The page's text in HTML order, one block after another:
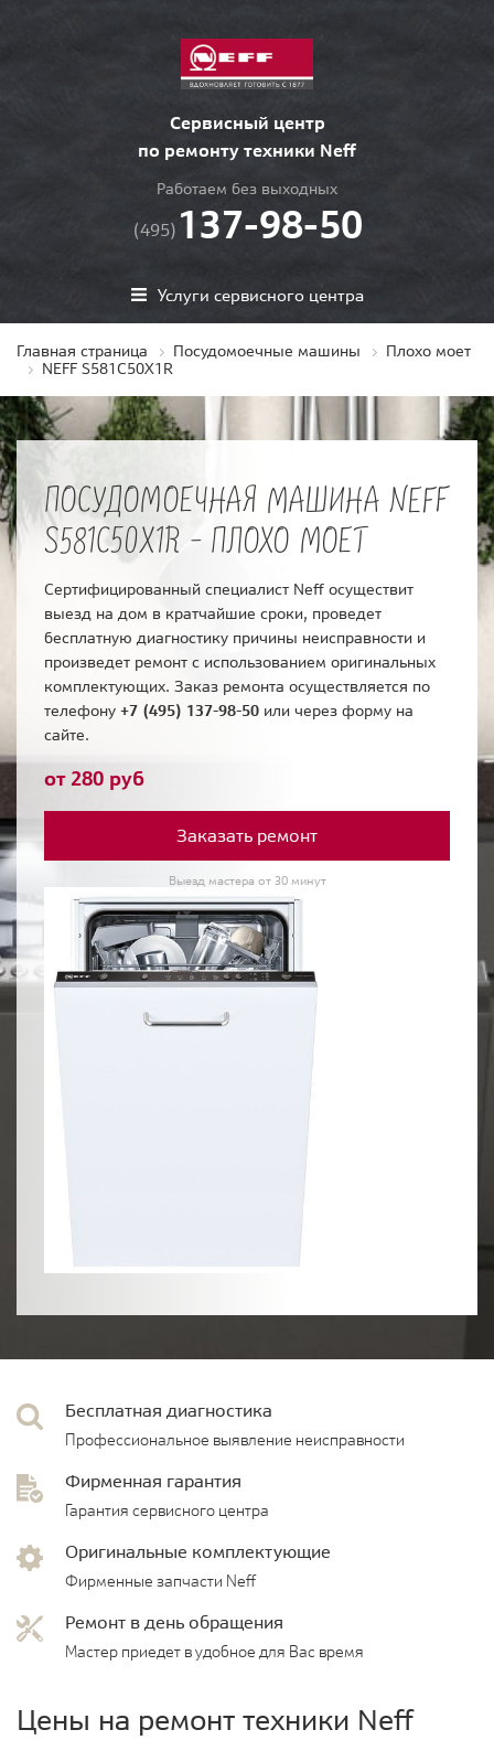
Сервисный центр
по ремонту техники Neff
Работаем без выходных
(495) 137-98-50
Услуги сервисного центра
Главная страница Посудомоечные машины
Плохо моет
NEFF S581C50X1R
ПОСУДОМОЕЧНАЯ МАШИНА NEFF
S581C50X1R - ПЛОХО МОЕТ
Сертифицированный специалист Neff осуществит
выезд на дом в кратчайшие сроки, проведет
бесплатную диагностику причины неисправности и
произведет ремонт с использованием оригинальных
комплектующих. Заказ ремонта осуществляется по
телефону +7 (495) 137-98-50 или через форму на
сайте.
от 280 руб
Заказать ремонт
Выезд мастера от 30 минут
Бесплатная диагностика
Профессиональное выявление неисправности
Фирменная гарантия
Гарантия сервисного центра
Оригинальные комплектующие
Фирменные запчасти Neff
Ремонт в день обращения
Мастер приедет в удобное для Вас время
Цены на ремонт техники Neff